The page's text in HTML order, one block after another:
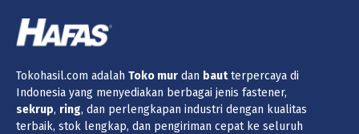
Tokohasil.com adalah Toko mur dan bautterpercaya di
Indonesia yang menyediakan berbagai jenis fastener,
sekrup, ring, dan perlengkapan industri dengan kualitas
terbaik, stok lengkap, dan pengiriman cepat ke seluruh